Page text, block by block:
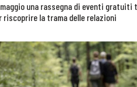
maggio una rassegna di eventi
riscoprire la trama delle relazioni